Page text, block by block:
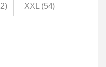
XXL (54)